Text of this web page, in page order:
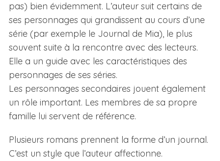
pas) bien évidemment. L’auteur suit certains de
ses personnages qui grandissent au cours d’une
série (par exemple le Journal de Mia), le plus
souvent suite à la rencontre avec des lecteurs.
Elle a un guide avec les caractéristiques des
personnages de ses séries.
Les personnages secondaires jouent également
un rôle important. Les membres de sa propre
famille lui servent de référence.
Plusieurs romans prennent la forme d’un journal.
C’est un style que l’auteur affectionne.